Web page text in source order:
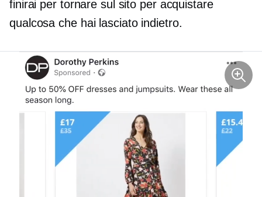
finirai per tornare sul sito per acquistare
qualcosa che hai lasciato indietro.